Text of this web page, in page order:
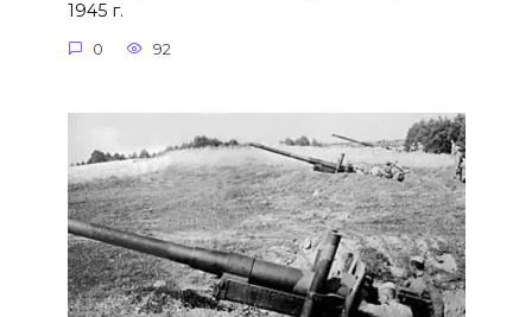
1945 г.
0 92